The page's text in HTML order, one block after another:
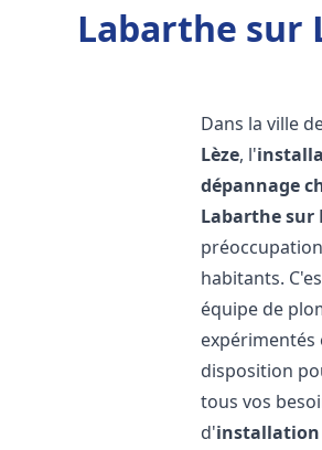
Labarthe sur
Dans la ville
Lèze, l'
dépannage
Labarthe sur
habitants.
équipe de
expérimentés
disposition
tous vos
d'installation